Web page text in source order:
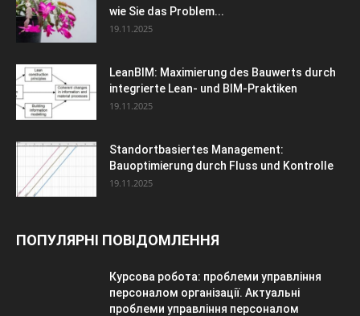
wie Sie das Problem...
19.11.2025
LeanBIM: Maximierung des Bauwerts durch
integrierte Lean- und BIM-Praktiken
19.11.2025
Standortbasiertes Management:
Bauoptimierung durch Fluss und Kontrolle
19.11.2025
ПОПУЛЯРНІ ПОВІДОМЛЕННЯ
Курсова робота: проблеми управління
персоналом організації. Актуальні
проблеми управління персоналом